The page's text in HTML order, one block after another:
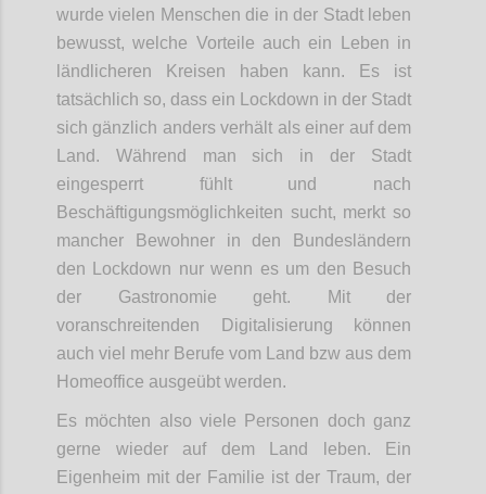
wurde vielen Menschen die in der Stadt leben
bewusst, welche Vorteile auch ein Leben in
ländlicheren Kreisen haben kann. Es ist
tatsächlich so, dass ein Lockdown in der Stadt
sich gänzlich anders verhält als einer auf dem
Land. Während man sich in der Stadt
eingesperrt fühlt und nach
Beschäftigungsmöglichkeiten sucht, merkt so
mancher Bewohner in den Bundesländern
den Lockdown nur wenn es um den Besuch
der Gastronomie geht. Mit der
voranschreitenden Digitalisierung können
auch viel mehr Berufe vom Land bzw aus dem
Homeoffice ausgeübt werden.
Es möchten also viele Personen doch ganz
gerne wieder auf dem Land leben. Ein
Eigenheim mit der Familie ist der Traum, der